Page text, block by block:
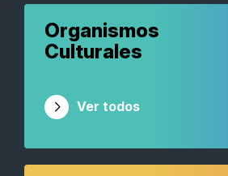
Organismos
Culturales
Ver todos